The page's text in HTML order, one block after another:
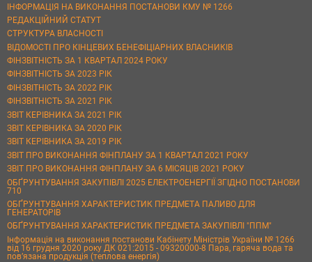
ІНФОРМАЦІЯ НА ВИКОНАННЯ ПОСТАНОВИ КМУ № 1266
РЕДАКЦІЙНИЙ СТАТУТ
СТРУКТУРА ВЛАСНОСТІ
ВІДОМОСТІ ПРО КІНЦЕВИХ БЕНЕФІЦІАРНИХ ВЛАСНИКІВ
ФІНЗВІТНІСТЬ ЗА 1 КВАРТАЛ 2024 РОКУ
ФІНЗВІТНІСТЬ ЗА 2023 РІК
ФІНЗВІТНІСТЬ ЗА 2022 РІК
ФІНЗВІТНІСТЬ ЗА 2021 РІК
ЗВІТ КЕРІВНИКА ЗА 2021 РІК
ЗВІТ КЕРІВНИКА ЗА 2020 РІК
ЗВІТ КЕРІВНИКА ЗА 2019 РІК
ЗВІТ ПРО ВИКОНАННЯ ФІНПЛАНУ ЗА 1 КВАРТАЛ 2021 РОКУ
ЗВІТ ПРО ВИКОНАННЯ ФІНПЛАНУ ЗА 6 МІСЯЦІВ 2021 РОКУ
ОБҐРУНТУВАННЯ ЗАКУПІВЛІ 2025 ЕЛЕКТРОЕНЕРГІЇ ЗГІДНО ПОСТАНОВИ
710
ОБҐРУНТУВАННЯ ХАРАКТЕРИСТИК ПРЕДМЕТА ПАЛИВО ДЛЯ
ГЕНЕРАТОРІВ
ОБҐРУНТУВАННЯ ХАРАКТЕРИСТИК ПРЕДМЕТА ЗАКУПІВЛІ "ППМ"
Інформація на виконання постанови Кабінету Міністрів України № 1266
від 16 грудня 2020 року ДК 021:2015 - 09320000-8 Пара, гаряча вода та
пов’язана продукція (теплова енергія)